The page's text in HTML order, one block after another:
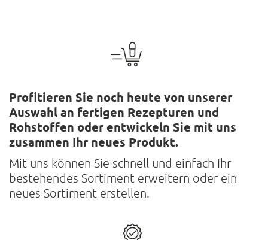
Profitieren Sie noch heute von unserer
Auswahl an fertigen Rezepturen und
Rohstoffen oder entwickeln Sie mit uns
zusammen Ihr neues Produkt.
Mit uns können Sie schnell und einfach Ihr
bestehendes Sortiment erweitern oder ein
neues Sortiment erstellen.